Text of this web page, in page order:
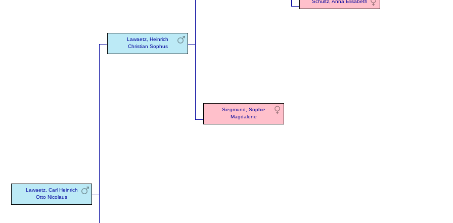
Lawaetz, Carl Heinrich
Otto Nicolaus
Lawaetz, Heinrich
Christian Sophus
Schultz, Anna Elisabeth
Siegmund, Sophie
Magdalene